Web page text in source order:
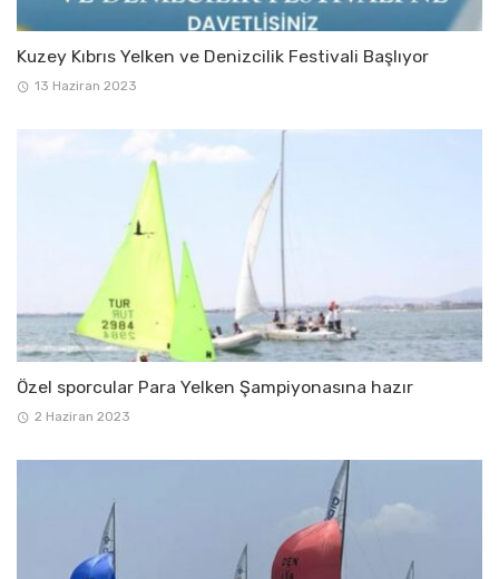
Kuzey Kıbrıs Yelken ve Denizcilik Festivali Başlıyor
13 Haziran 2023
Özel sporcular Para Yelken Şampiyonasına hazır
2 Haziran 2023